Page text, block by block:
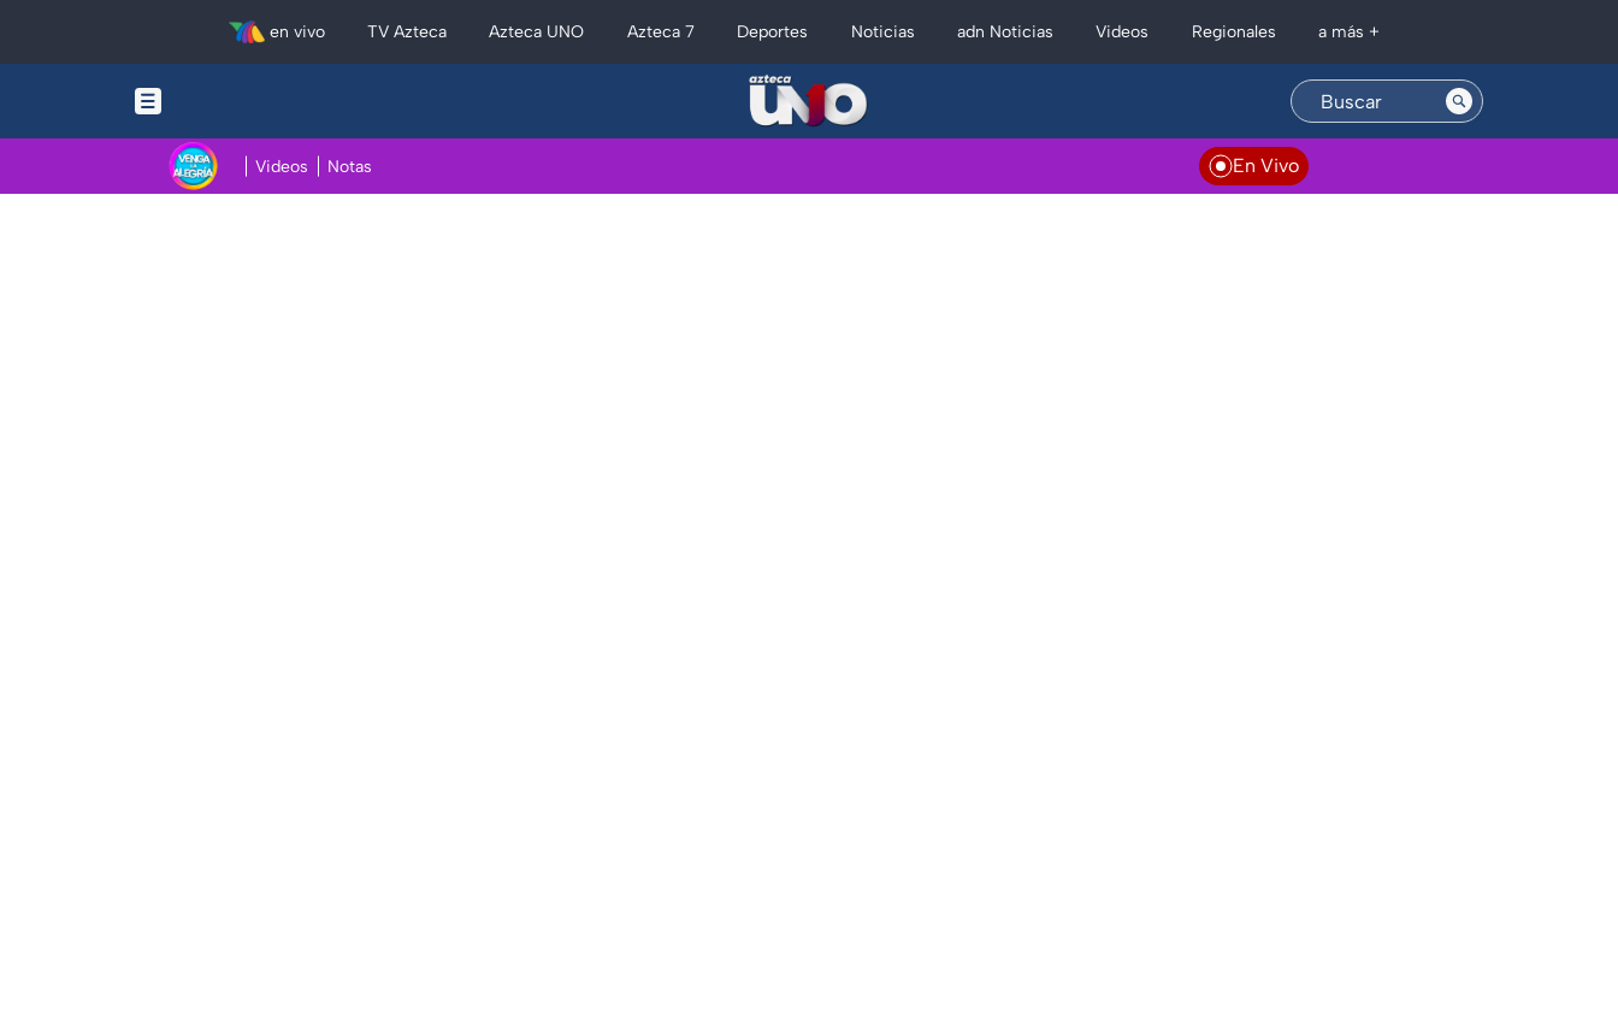
en vivo TV Azteca Azteca UNO Azteca 7 Deportes Noticias adn Noticias Videos Regionales a más +
Videos Notas En Vivo